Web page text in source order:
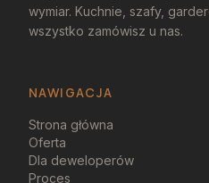
wymiar. Kuchnie, szafy,
wszystko zamówisz u nas.
NAWIGACJA
Strona główna
Oferta
Dla deweloperów
Proces